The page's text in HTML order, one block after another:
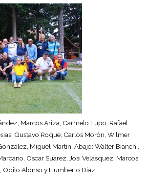
Marcos Ariza, Carmelo Lupo, Rafael
Gustavo Roque, Carlos Morón, Wilmer
Miguel Martin. Abajo: Walter Bianchi,
Oscar Suarez, Josi Velásquez, Marcos
Odilo Alonso y Humberto Diaz.